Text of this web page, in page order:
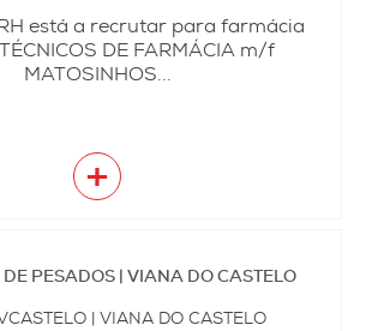
está a recrutar para farmácia
DE FARMÁCIA m/f
MATOSINHOS...
+
DE PESADOS | VIANA DO CASTELO
| VIANA DO CASTELO